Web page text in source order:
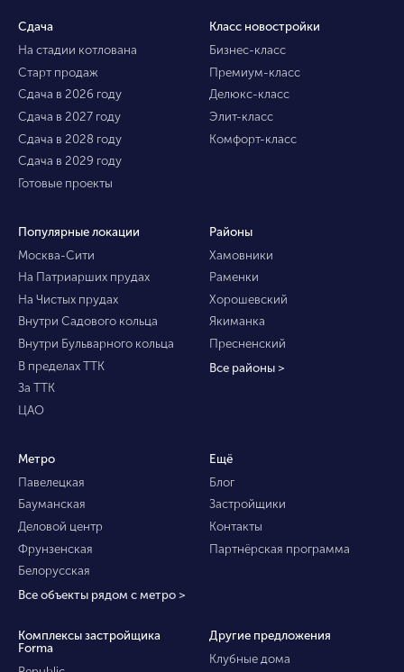
Сдача
На стадии котлована
Старт продаж
Сдача в 2026 году
Сдача в 2027 году
Сдача в 2028 году
Сдача в 2029 году
Готовые проекты
Класс новостройки
Бизнес-класс
Премиум-класс
Делюкс-класс
Элит-класс
Комфорт-класс
Популярные локации
Москва-Сити
На Патриарших прудах
На Чистых прудах
Внутри Садового кольца
Внутри Бульварного кольца
В пределах ТТК
За ТТК
ЦАО
Районы
Хамовники
Раменки
Хорошевский
Якиманка
Пресненский
Все районы >
Метро
Павелецкая
Бауманская
Деловой центр
Фрунзенская
Белорусская
Все объекты рядом с метро >
Ещё
Блог
Застройщики
Контакты
Партнёрская программа
Комплексы застройщика
Forma
Другие предложения
Клубные дома